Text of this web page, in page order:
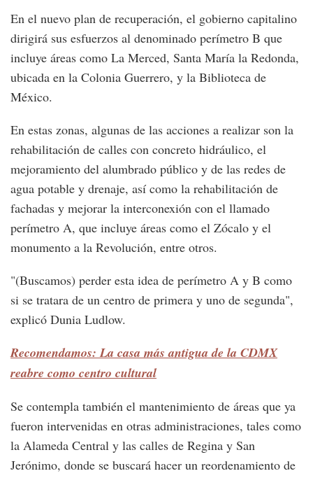
En el nuevo plan de recuperación, el gobierno capitalino
dirigirá sus esfuerzos al denominado perímetro B que
incluye áreas como La Merced, Santa María la Redonda,
ubicada en la Colonia Guerrero, y la Biblioteca de
México.
En estas zonas, algunas de las acciones a realizar son la
rehabilitación de calles con concreto hidráulico, el
mejoramiento del alumbrado público y de las redes de
agua potable y drenaje, así como la rehabilitación de
fachadas y mejorar la interconexión con el llamado
perímetro A, que incluye áreas como el Zócalo y el
monumento a la Revolución, entre otros.
"(Buscamos) perder esta idea de perímetro A y B como
si se tratara de un centro de primera y uno de segunda",
explicó Dunia Ludlow.
Recomendamos: La casa más antigua de la CDMX
reabre como centro cultural
Se contempla también el mantenimiento de áreas que ya
fueron intervenidas en otras administraciones, tales como
la Alameda Central y las calles de Regina y San
Jerónimo, donde se buscará hacer un reordenamiento de